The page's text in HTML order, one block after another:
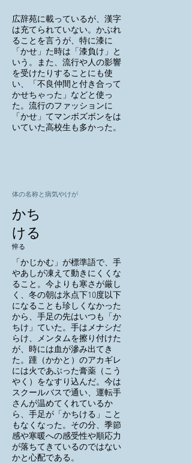
広辞苑に載っているが、漢字
は充てられていない。かぶれ
ることを言うが、特に漆に
「かせ」た時は「漆負け」と
いう。また、流行や人の影響
を受けたりすることにも使
い、「不良仲間と付き合って
かせちゃった」などと使っ
た。流行のファッションに
「かせ」てマンボズボンをは
いていた高校生も多かった。
体の名称と病気やけが
かち
ける
悴る
「かじかむ」が標準語で、手
やあしが凍えて動きにくくな
ること。今よりも寒さが厳し
く、冬の朝は氷点下10度以下
になることも珍しくなかった
から、手足の先はいつも「か
ちけ」ていた。手はメナシだ
らけ、メンタムを擦り付けた
が、時には血が滲み出てき
た。踵（かかと）のアカギレ
には火であぶった膏薬（こう
やく）をなすり込んだ。今は
スクールバスで通い、運転手
さんが温めてくれているか
ら、手足が「かちける」こと
もなくなった。その分、季節
感や寒暖への感受性や順応力
が落ちてきているのではない
かと心配である。